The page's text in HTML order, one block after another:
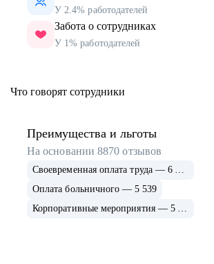
У 2.4% работодателей
Забота о сотрудниках
У 1% работодателей
Что говорят сотрудники
Преимущества и льготы
На основании8870 отзывов
Своевременная оплата труда — 6 915
Оплата больничного — 5 539
Корпоративные мероприятия — 5 339